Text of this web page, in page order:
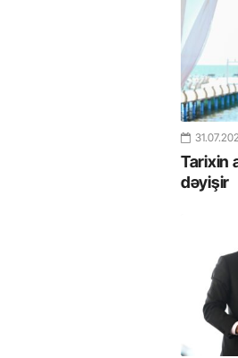
Tarixin
dəyişir